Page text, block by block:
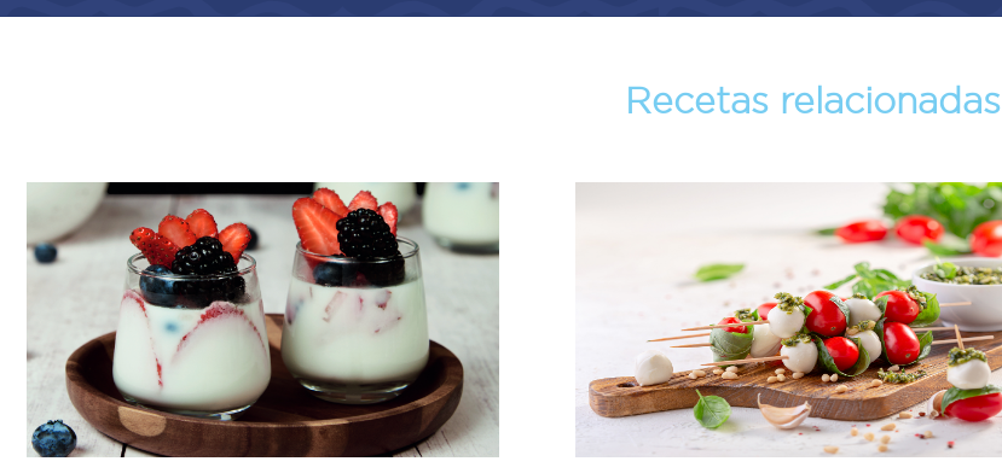
Recetas relacionadas